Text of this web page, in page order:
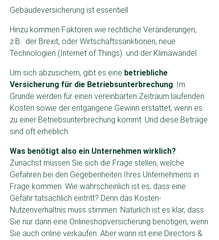
Gebäudeversicherung ist essentiell
Hinzu kommen Faktoren wie rechtliche Veränderungen,
z.B. der Brexit, oder Wirtschaftssanktionen, neue
Technologien (Internet of Things) und der Klimawandel.
Um sich abzusichern, gibt es eine betriebliche
Versicherung für die Betriebsunterbrechung. Im
Grunde werden für einen vereinbarten Zeitraum laufenden
Kosten sowie der entgangene Gewinn erstattet, wenn es
zu einer Betriebsunterbrechung kommt. Und diese Beträge
sind oft erheblich.
Was benötigt also ein Unternehmen wirklich?
Zunächst müssen Sie sich die Frage stellen, welche
Gefahren bei den Gegebenheiten Ihres Unternehmens in
Frage kommen. Wie wahrscheinlich ist es, dass eine
Gefahr tatsächlich eintritt? Denn das Kosten-
Nutzenverhältnis muss stimmen. Natürlich ist es klar, dass
Sie nur dann eine Onlineshopversicherung benötigen, wenn
Sie auch online verkaufen. Aber wann ist eine Directors &